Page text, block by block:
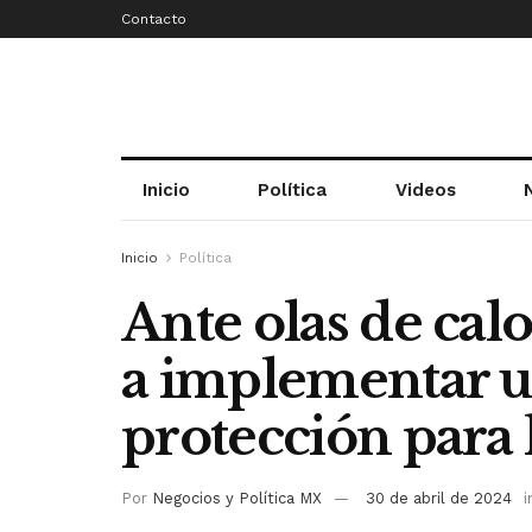
Contacto
Inicio Política Videos
Inicio Política
Ante olas de
a implementar
protección para
Por Negocios y Política MX 30 de abril de 2024